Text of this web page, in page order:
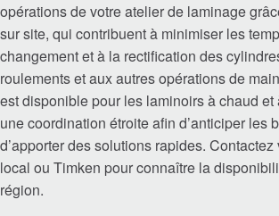
Engrenages de
Mouvement linéaire
Systèmes de
Scellés
opérations de votre atelier de laminage
sur site, qui contribuent à minimiser les
changement et à la rectification des
roulements et aux autres opérations de
est disponible pour les laminoirs à chaud et
une coordination étroite afin d’anticiper les
d’apporter des solutions rapides.
local ou Timken pour connaître la
région.